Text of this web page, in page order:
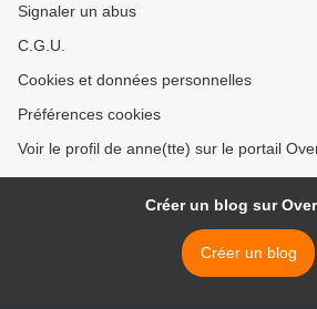
Signaler un abus
C.G.U.
Cookies et données personnelles
Préférences cookies
Voir le profil de anne(tte) sur le portail
Créer un blog sur
Créer un blog